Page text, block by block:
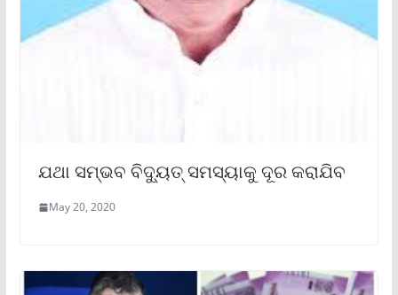
ଯଥା ସମ୍ଭବ ବିଦ୍ୟୁତ୍ ସମସ୍ୟାକୁ ଦୂର କରାଯିବ
May 20, 2020